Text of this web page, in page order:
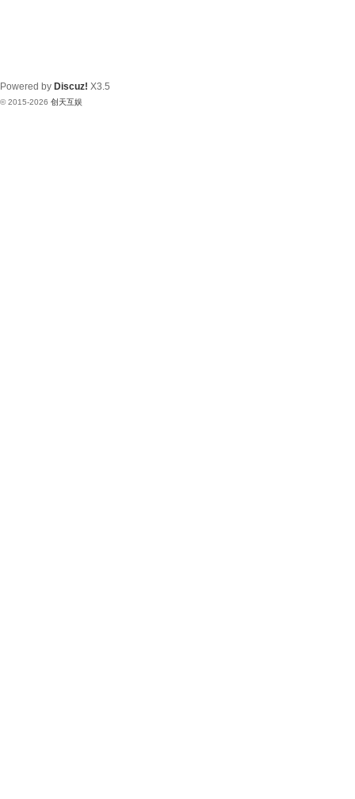
Powered by Discuz! X3.5
© 2015-2026 创天互娱